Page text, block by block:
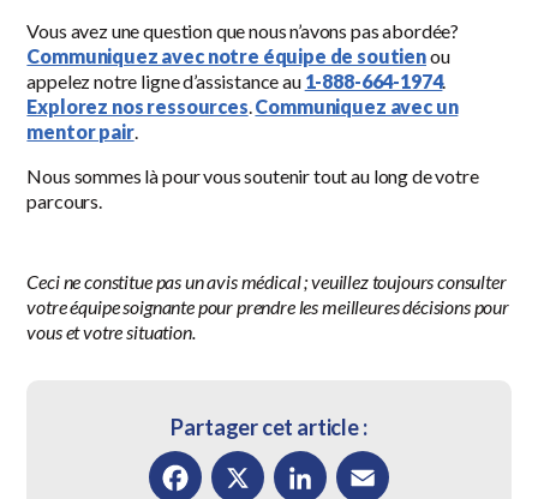
Vous avez une question que nous n’avons pas abordée?
Communiquez avec notre équipe de soutienou
appelez notre ligne d’assistance au 1-888-664-1974.
Explorez nos ressources.Communiquez avec un
mentor pair.
Nous sommes là pour vous soutenir tout au long de votre
parcours.
Ceci ne constitue pas un avis médical ; veuillez toujours consulter
votre équipe soignante pour prendre les meilleures décisions pour
vous et votre situation.
Partager cet article :